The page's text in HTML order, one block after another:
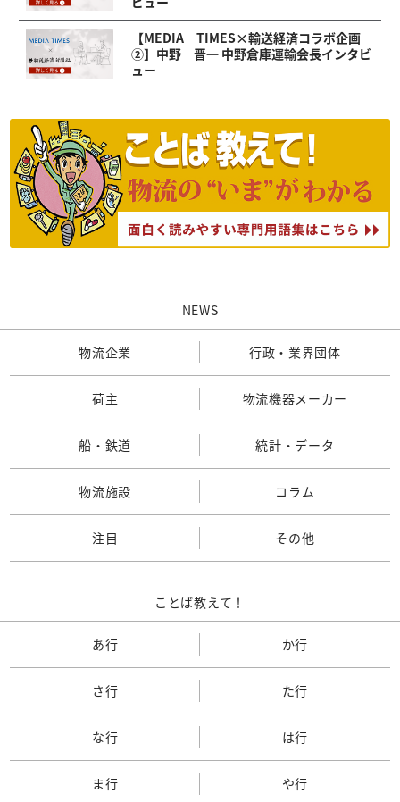
【MEDIA TIMES×輸送経済コラボ企画
②】中野 晋一 中野倉庫運輸会長インタビ
ュー
NEWS
物流企業 行政・業界団体
荷主 物流機器メーカー
船・鉄道 統計・データ
物流施設 コラム
注目 その他
ことば教えて！
あ行 か行
さ行 た行
な行 は行
ま行 や行